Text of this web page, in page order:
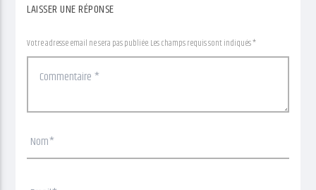
LAISSER UNE RÉPONSE
Votre adresse email ne sera pas publiée. Les champs requis sont indiqués *